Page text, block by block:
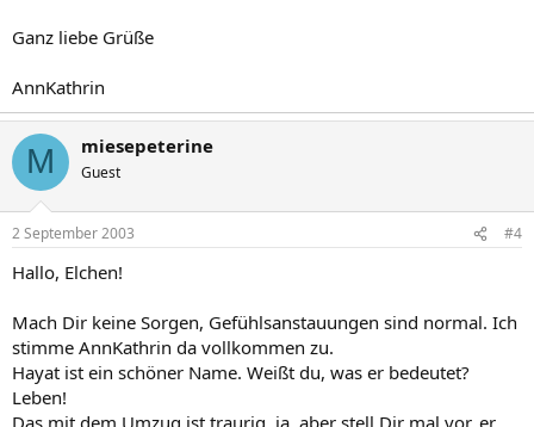
Ganz liebe Grüße
AnnKathrin
M miesepeterine
Guest
2 September 2003 #4
Hallo, Elchen!
Mach Dir keine Sorgen, Gefühlsanstauungen sind normal. Ich
stimme AnnKathrin da vollkommen zu.
Hayat ist ein schöner Name. Weißt du, was er bedeutet?
Leben!
Das mit dem Umzug ist traurig, ja, aber stell Dir mal vor, er